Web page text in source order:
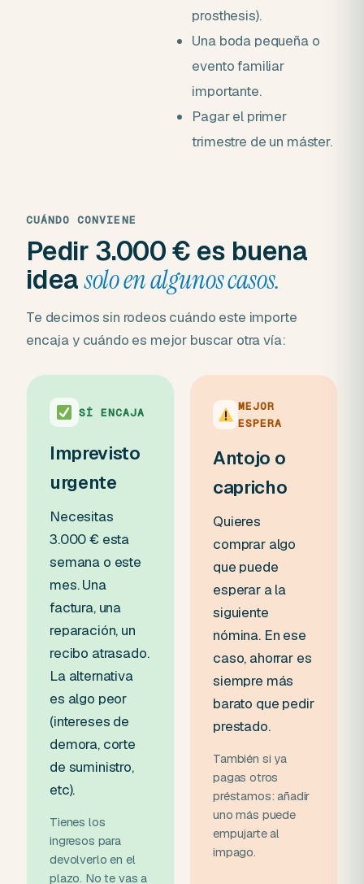
prosthesis).
Una boda pequeña o
evento familiar
importante.
Pagar el primer
trimestre de un máster.
CUÁNDO CONVIENE
Pedir 3.000 € es buena
ideasolo en algunos casos.
Te decimos sin rodeos cuándo este importe
encaja y cuándo es mejor buscar otra vía:
SÍ ENCAJA
Imprevisto
urgente
Necesitas
3.000 € esta
semana o este
mes. Una
factura, una
reparación, un
recibo atrasado.
La alternativa
es algo peor
(intereses de
demora, corte
de suministro,
etc).
Tienes los
ingresos para
devolverlo en el
plazo. No te vas a
MEJOR
ESPERA
Antojo o
capricho
Quieres
comprar algo
que puede
esperar a la
siguiente
nómina. En ese
caso, ahorrar es
siempre más
barato que pedir
prestado.
También si ya
pagas otros
préstamos: añadir
uno más puede
empujarte al
impago.